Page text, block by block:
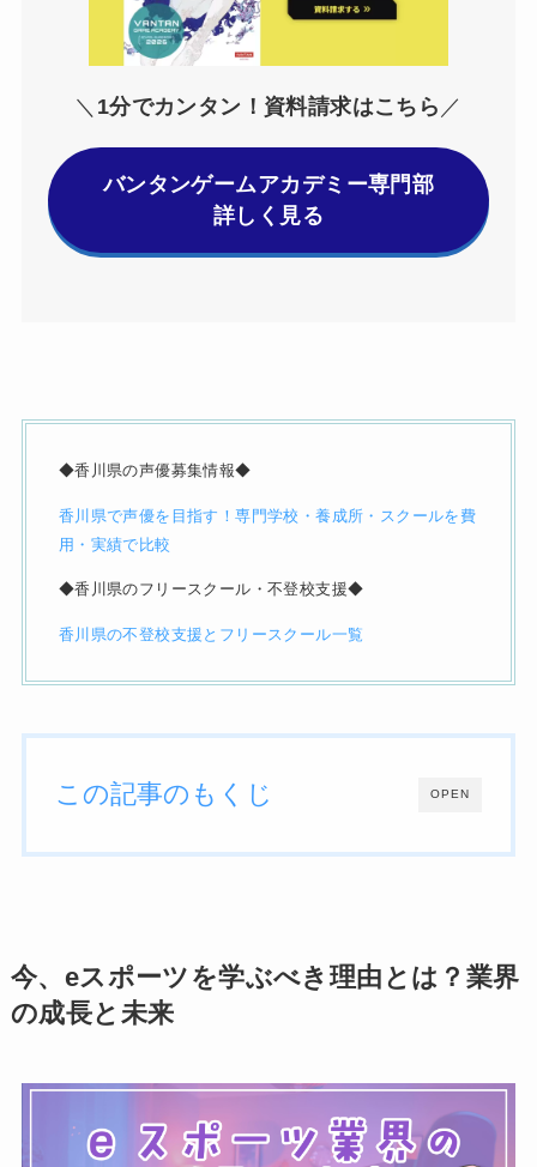
＼ 1分でカンタン！資料請求はこちら ／
バンタンゲームアカデミー専門部
詳しく見る
◆香川県の声優募集情報◆
香川県で声優を目指す！専門学校・養成所・スクールを費
用・実績で比較
◆香川県のフリースクール・不登校支援◆
香川県の不登校支援とフリースクール一覧
OPEN
この記事のもくじ
今、eスポーツを学ぶべき理由とは？業界
の成長と未来